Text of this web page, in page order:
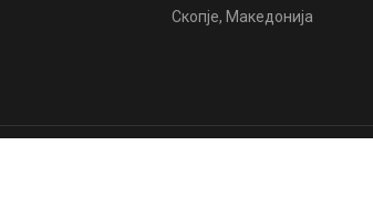
Скопје, Македонија